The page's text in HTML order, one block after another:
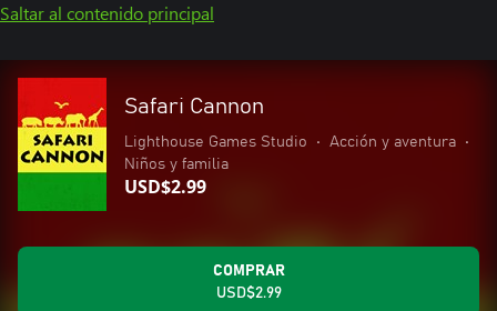
Saltar al contenido principal
Safari Cannon
Lighthouse Games Studio • Acción y aventura
•
Niños y familia
USD$2.99
COMPRAR
USD$2.99